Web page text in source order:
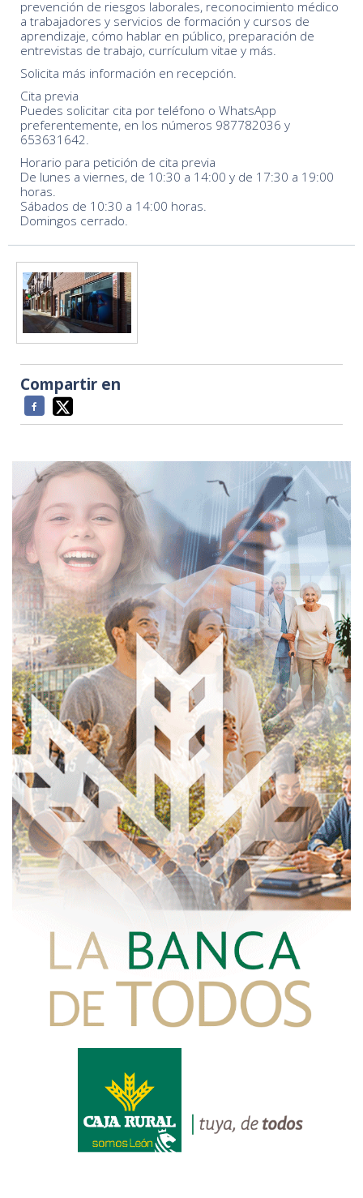
prevención de riesgos laborales, reconocimiento médico
a trabajadores y servicios de formación y cursos de
aprendizaje, cómo hablar en público, preparación de
entrevistas de trabajo, currículum vitae y más.
Solicita más información en recepción.
Cita previa
Puedes solicitar cita por teléfono o WhatsApp
preferentemente, en los números 987782036 y
653631642.
Horario para petición de cita previa
De lunes a viernes, de 10:30 a 14:00 y de 17:30 a 19:00
horas.
Sábados de 10:30 a 14:00 horas.
Domingos cerrado.
Compartir en